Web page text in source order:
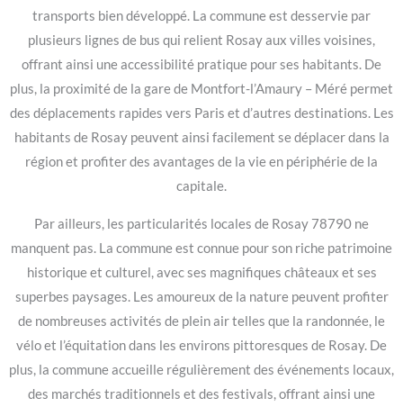
transports bien développé. La commune est desservie par
plusieurs lignes de bus qui relient Rosay aux villes voisines,
offrant ainsi une accessibilité pratique pour ses habitants. De
plus, la proximité de la gare de Montfort-l’Amaury – Méré permet
des déplacements rapides vers Paris et d’autres destinations. Les
habitants de Rosay peuvent ainsi facilement se déplacer dans la
région et profiter des avantages de la vie en périphérie de la
capitale.
Par ailleurs, les particularités locales de Rosay 78790 ne
manquent pas. La commune est connue pour son riche patrimoine
historique et culturel, avec ses magnifiques châteaux et ses
superbes paysages. Les amoureux de la nature peuvent profiter
de nombreuses activités de plein air telles que la randonnée, le
vélo et l’équitation dans les environs pittoresques de Rosay. De
plus, la commune accueille régulièrement des événements locaux,
des marchés traditionnels et des festivals, offrant ainsi une